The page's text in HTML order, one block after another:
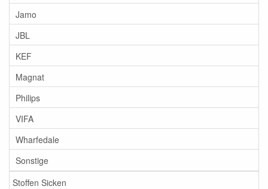
Jamo
JBL
KEF
Magnat
Philips
VIFA
Wharfedale
Sonstige
Stoffen Sicken